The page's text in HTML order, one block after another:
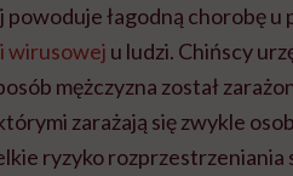
powoduje łagodną chorobę
wirusowej u ludzi. Chińscy
mężczyzna został
zarażają się zwykle
ryzyko rozprzestrzeniania